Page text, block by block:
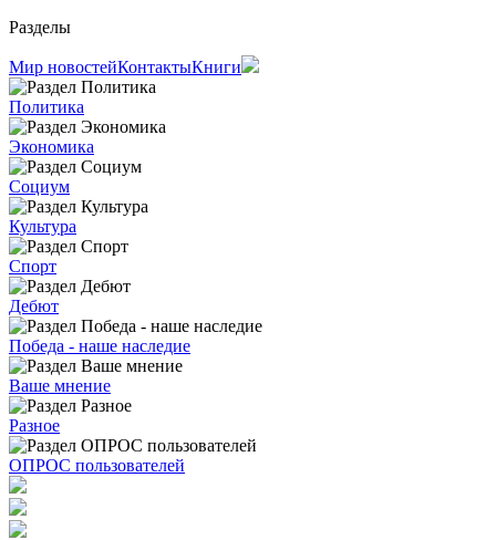
Разделы
Мир новостейКонтактыКниги
Политика
Экономика
Социум
Культура
Спорт
Дебют
Победа - наше наследие
Ваше мнение
Разное
ОПРОС пользователей